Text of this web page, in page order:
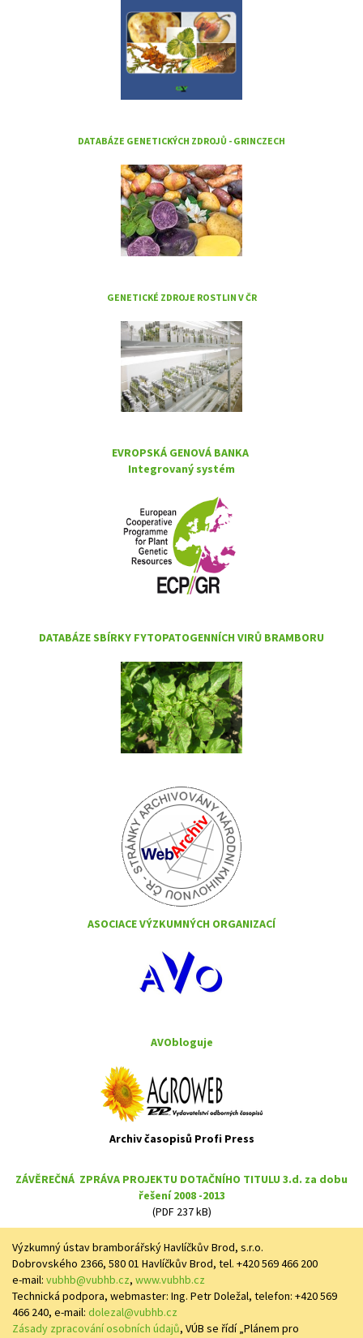
DATABÁZE GENETICKÝCH ZDROJŮ - GRINCZECH
GENETICKÉ ZDROJE ROSTLIN V ČR
EVROPSKÁ GENOVÁ BANKA
Integrovaný systém
DATABÁZE SBÍRKY FYTOPATOGENNÍCH VIRŮ BRAMBORU
ASOCIACE VÝZKUMNÝCH ORGANIZACÍ
AVObloguje
Archiv časopisů Profi Press
ZÁVĚREČNÁ ZPRÁVA PROJEKTU DOTAČNÍHO TITULU 3.d. za dobu
řešení 2008 -2013
(PDF 237 kB)
Výzkumný ústav bramborářský Havlíčkův Brod, s.r.o.
Dobrovského 2366, 580 01 Havlíčkův Brod, tel. +420 569 466 200
e-mail: vubhb@vubhb.cz, www.vubhb.cz
Technická podpora, webmaster: Ing. Petr Doležal, telefon: +420 569
466 240, e-mail: dolezal@vubhb.cz
Zásady zpracování osobních údajů, VÚB se řídí „Plánem pro